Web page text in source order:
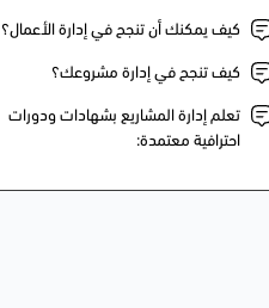
كيف يمكنك أن تنجح في إدارة الأعمال؟
كيف تنجح في إدارة مشروعك؟
تعلم إدارة المشاريع بشهادات ودورات
احترافية معتمدة: